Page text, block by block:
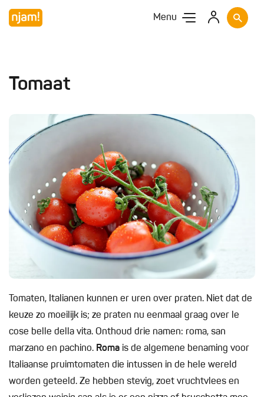
Menu
Tomaat
Tomaten, Italianen kunnen er uren over praten. Niet dat de
keuze zo moeilijk is; ze praten nu eenmaal graag over le
cose belle della vita. Onthoud drie namen: roma, san
marzano en pachino. Roma is de algemene benaming voor
Italiaanse pruimtomaten die intussen in de hele wereld
worden geteeld. Ze hebben stevig, zoet vruchtvlees en